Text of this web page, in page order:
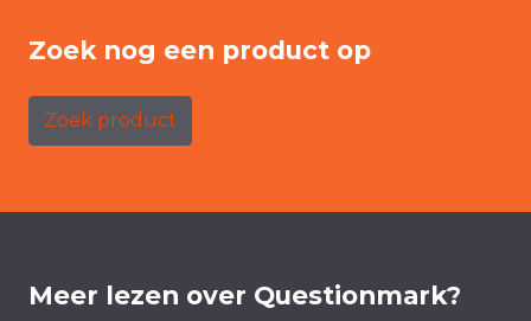
Zoek nog een product op
Zoek product
Meer lezen over Questionmark?